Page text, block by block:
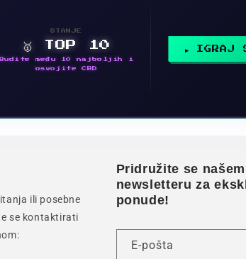
STANJE
🥇 TOP 10
Budite među 10 najboljih i
osvojite CBD
IGRAJ
ili posebne
se kontaktirati
Pridružite se našem
newsletteru za
ponude!
E-pošta